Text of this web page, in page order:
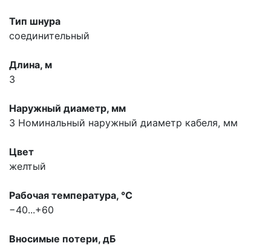
Тип шнура
соединительный
Длина, м
3
Наружный диаметр, мм
3 Номинальный наружный диаметр кабеля, мм
Цвет
желтый
Рабочая температура, °С
−40...+60
Вносимые потери, дБ